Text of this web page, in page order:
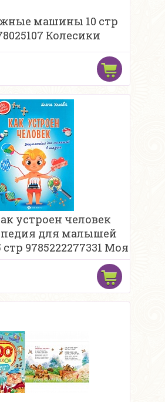
машины 10 стр
Колесики
устроен человек
для малышей
стр 9785222277331 Моя
книжка